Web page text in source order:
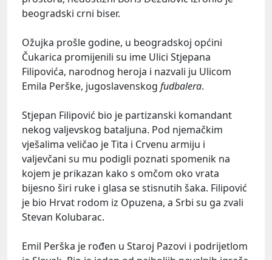
beogradski crni biser.
Ožujka prošle godine, u beogradskoj općini
Čukarica promijenili su ime Ulici Stjepana
Filipovića, narodnog heroja i nazvali ju Ulicom
Emila Perške, jugoslavenskog fudbalera.
Stjepan Filipović bio je partizanski komandant
nekog valjevskog bataljuna. Pod njemačkim
vješalima veličao je Tita i Crvenu armiju i
valjevčani su mu podigli poznati spomenik na
kojem je prikazan kako s omčom oko vrata
bijesno širi ruke i glasa se stisnutih šaka. Filipović
je bio Hrvat rodom iz Opuzena, a Srbi su ga zvali
Stevan Kolubarac.
Emil Perška je rođen u Staroj Pazovi i podrijetlom